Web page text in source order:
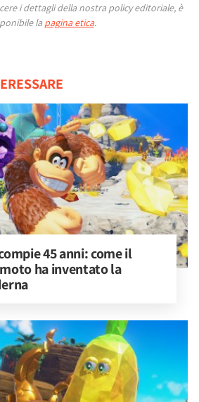
i dettagli della nostra policy editoriale, è
la pagina etica.
45 anni: come il
ha inventato la